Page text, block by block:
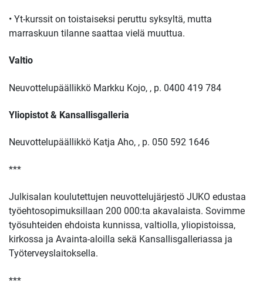
• Yt-kurssit on toistaiseksi peruttu syksyltä, mutta
marraskuun tilanne saattaa vielä muuttua.
Valtio
Neuvottelupäällikkö Markku Kojo, , p. 0400 419 784
Yliopistot & Kansallisgalleria
Neuvottelupäällikkö Katja Aho, , p. 050 592 1646
***
Julkisalan koulutettujen neuvottelujärjestö JUKO edustaa
työehtosopimuksillaan 200 000:ta akavalaista. Sovimme
työsuhteiden ehdoista kunnissa, valtiolla, yliopistoissa,
kirkossa ja Avainta-aloilla sekä Kansallisgalleriassa ja
Työterveyslaitoksella.
***